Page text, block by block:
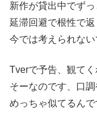
新作が貸出中でず
延滞回避で根性で返
今では考えられな
Tverで予告、観て
そーなのです、口
めっちゃ似てるんで